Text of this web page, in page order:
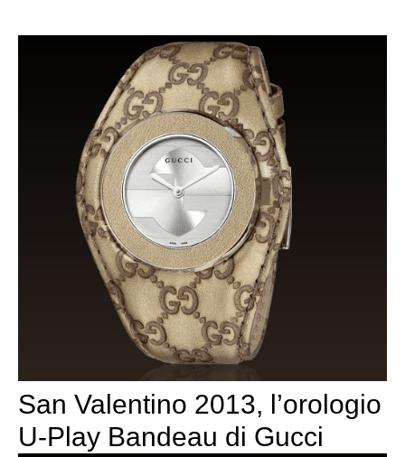
San Valentino 2013, l’orologio
U-Play Bandeau di Gucci